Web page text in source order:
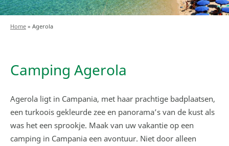
Home » Agerola
Camping Agerola
Agerola ligt in Campania, met haar prachtige badplaatsen,
een turkoois gekleurde zee en panorama’s van de kust als
was het een sprookje. Maak van uw vakantie op een
camping in Campania een avontuur. Niet door alleen